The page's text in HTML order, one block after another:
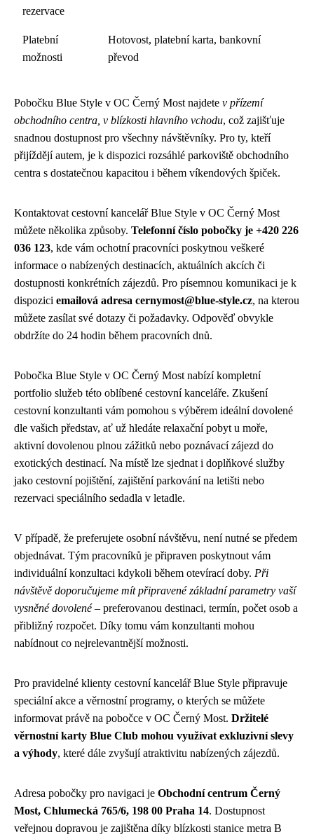
rezervace
Platební
možnosti
Hotovost, platební karta, bankovní
převod
Pobočku Blue Style v OC Černý Most najdete v přízemí
obchodního centra, v blízkosti hlavního vchodu, což zajišťuje
snadnou dostupnost pro všechny návštěvníky. Pro ty, kteří
přijíždějí autem, je k dispozici rozsáhlé parkoviště obchodního
centra s dostatečnou kapacitou i během víkendových špiček.
Kontaktovat cestovní kancelář Blue Style v OC Černý Most
můžete několika způsoby. Telefonní číslo pobočky je +420 226
036 123, kde vám ochotní pracovníci poskytnou veškeré
informace o nabízených destinacích, aktuálních akcích či
dostupnosti konkrétních zájezdů. Pro písemnou komunikaci je k
dispozici emailová adresa cernymost@blue-style.cz, na kterou
můžete zasílat své dotazy či požadavky. Odpověď obvykle
obdržíte do 24 hodin během pracovních dnů.
Pobočka Blue Style v OC Černý Most nabízí kompletní
portfolio služeb této oblíbené cestovní kanceláře. Zkušení
cestovní konzultanti vám pomohou s výběrem ideální dovolené
dle vašich představ, ať už hledáte relaxační pobyt u moře,
aktivní dovolenou plnou zážitků nebo poznávací zájezd do
exotických destinací. Na místě lze sjednat i doplňkové služby
jako cestovní pojištění, zajištění parkování na letišti nebo
rezervaci speciálního sedadla v letadle.
V případě, že preferujete osobní návštěvu, není nutné se předem
objednávat. Tým pracovníků je připraven poskytnout vám
individuální konzultaci kdykoli během otevírací doby. Při
návštěvě doporučujeme mít připravené základní parametry vaší
vysněné dovolené – preferovanou destinaci, termín, počet osob a
přibližný rozpočet. Díky tomu vám konzultanti mohou
nabídnout co nejrelevantnější možnosti.
Pro pravidelné klienty cestovní kancelář Blue Style připravuje
speciální akce a věrnostní programy, o kterých se můžete
informovat právě na pobočce v OC Černý Most. Držitelé
věrnostní karty Blue Club mohou využívat exkluzivní slevy
a výhody, které dále zvyšují atraktivitu nabízených zájezdů.
Adresa pobočky pro navigaci je Obchodní centrum Černý
Most, Chlumecká 765/6, 198 00 Praha 14. Dostupnost
veřejnou dopravou je zajištěna díky blízkosti stanice metra B